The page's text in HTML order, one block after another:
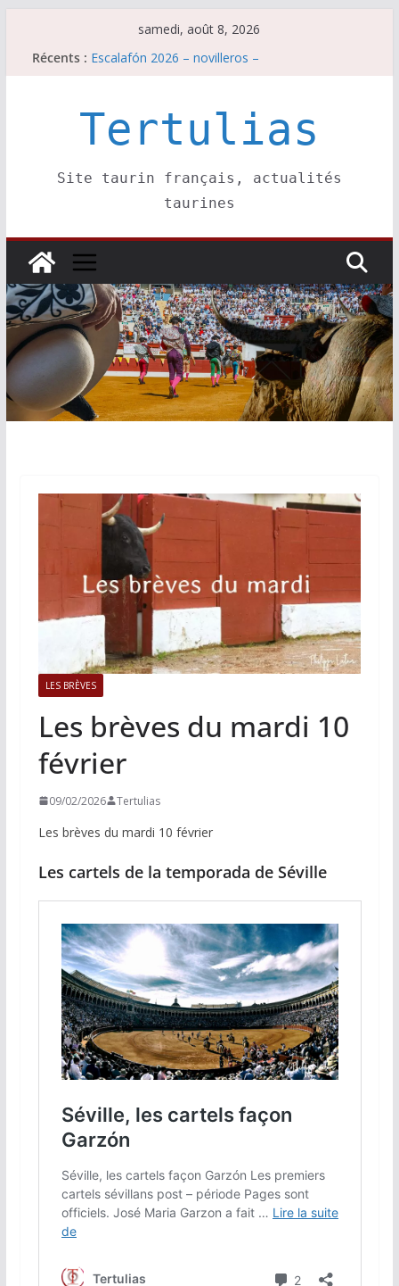
samedi, août 8, 2026
Récents : Escalafón 2026 – novilleros –
Les brèves du vendredi 7 août
Escalafón 2026 – matadors de toros-
Tertulias
Site taurin français, actualités
taurines
LES BRÈVES
Les brèves du mardi 10
février
09/02/2026 Tertulias
Les brèves du mardi 10 février
Les cartels de la temporada de Séville